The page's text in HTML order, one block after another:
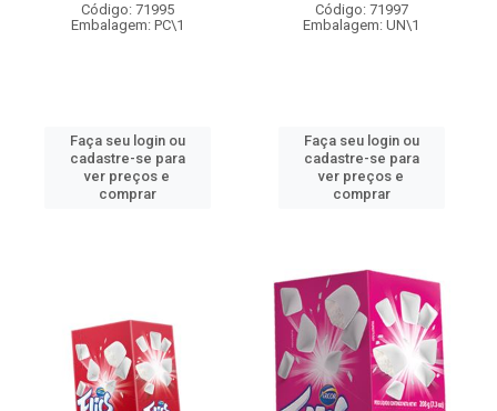
Código: 71995
Embalagem: PC\1
Faça seu login ou
cadastre-se para
ver preços e
comprar
Código: 71997
Embalagem: UN\1
Faça seu login ou
cadastre-se para
ver preços e
comprar